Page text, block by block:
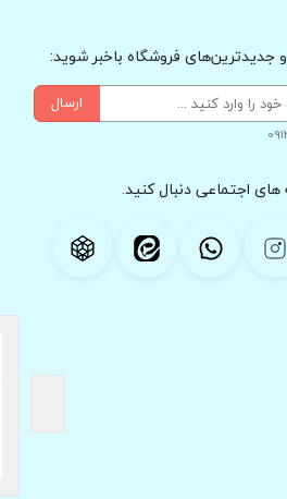
جدیدترین‌های فروشگاه باخبر شوید:
ارسال
های اجتماعی دنبال کنید.